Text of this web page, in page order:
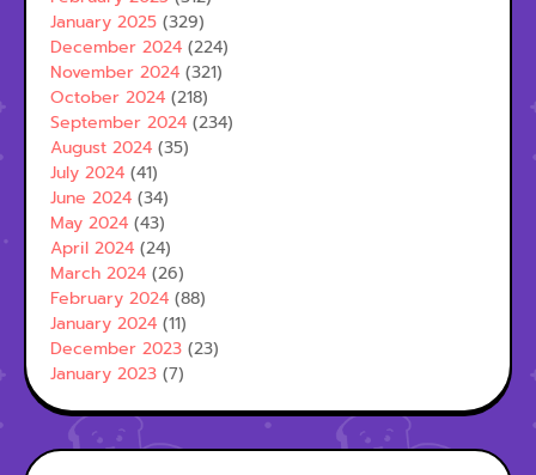
January 2025 (329)
December 2024 (224)
November 2024 (321)
October 2024 (218)
September 2024 (234)
August 2024 (35)
July 2024 (41)
June 2024 (34)
May 2024 (43)
April 2024 (24)
March 2024 (26)
February 2024 (88)
January 2024 (11)
December 2023 (23)
January 2023 (7)